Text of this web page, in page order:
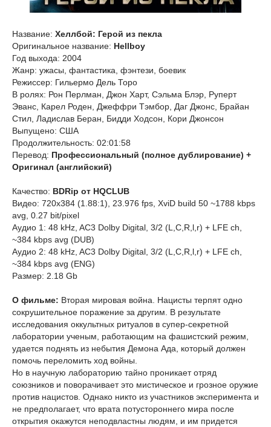
Название: Хеллбой: Герой из пекла
Оригинальное название: Hellboy
Год выхода: 2004
Жанр: ужасы, фантастика, фэнтези, боевик
Режиссер: Гильермо Дель Торо
В ролях: Рон Перлман, Джон Харт, Сэльма Блэр, Руперт
Эванс, Карел Роден, Джеффри Тэмбор, Даг Джонс, Брайан
Стил, Ладислав Беран, Бидди Ходсон, Кори Джонсон
Выпущено: США
Продолжительность: 02:01:58
Перевод: Профессиональный (полное дублирование) +
Оригинал (английский)
Качество: BDRip от HQCLUB
Видео: 720x384 (1.88:1), 23.976 fps, XviD build 50 ~1788 kbps
avg, 0.27 bit/pixel
Аудио 1: 48 kHz, AC3 Dolby Digital, 3/2 (L,C,R,l,r) + LFE ch,
~384 kbps avg (DUB)
Аудио 2: 48 kHz, AC3 Dolby Digital, 3/2 (L,C,R,l,r) + LFE ch,
~384 kbps avg (ENG)
Размер: 2.18 Gb
О фильме: Вторая мировая война. Нацисты терпят одно
сокрушительное поражение за другим. В результате
исследования оккультных ритуалов в супер-секретной
лаборатории ученым, работающим на фашистский режим,
удается поднять из небытия Демона Ада, который должен
помочь переломить ход войны.
Но в научную лабораторию тайно проникает отряд
союзников и поворачивает это мистическое и грозное оружие
против нацистов. Однако никто из участников эксперимента и
не предполагает, что врата потустороннего мира после
открытия окажутся неподвластны людям, и им придется